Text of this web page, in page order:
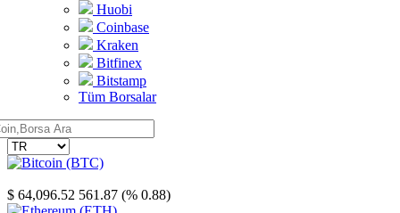
Huobi
Coinbase
Kraken
Bitfinex
Bitstamp
Tüm Borsalar
$ 64,096.52 561.87 (% 0.88)